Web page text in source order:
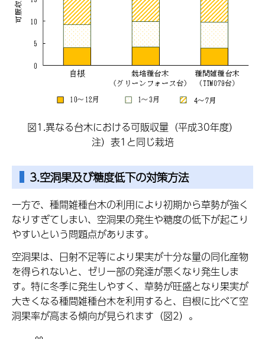
図1.異なる台木における可販収量（平成30年度）
注）表1と同じ栽培
3.空洞果及び糖度低下の対策方法
一方で、種間雑種台木の利用により初期から草勢が強く
なりすぎてしまい、空洞果の発生や糖度の低下が起こり
やすいという問題点があります。
空洞果は、日射不足等により果実が十分な量の同化産物
を得られないと、ゼリー部の発達が悪くなり発生しま
す。特に冬季に発生しやすく、草勢が旺盛となり果実が
大きくなる種間雑種台木を利用すると、自根に比べて空
洞果率が高まる傾向が見られます（図2）。